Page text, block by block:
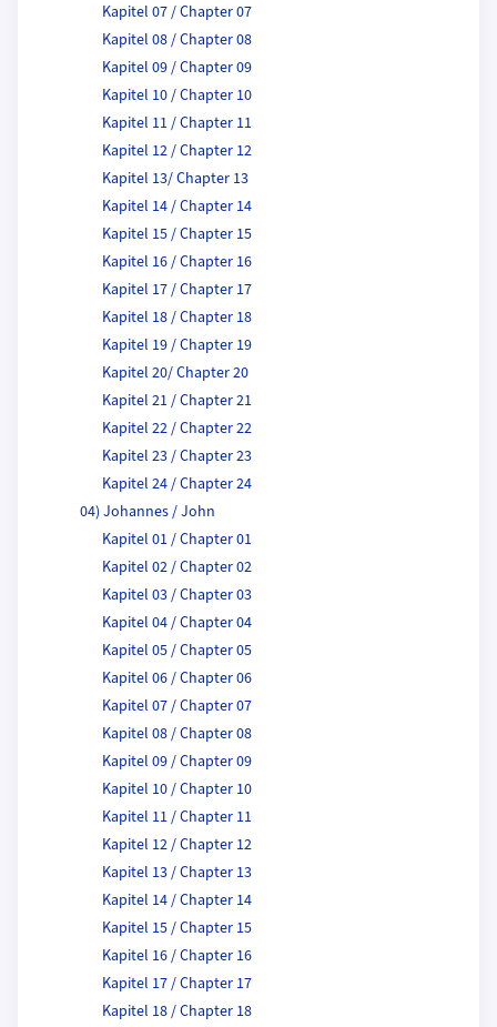
Kapitel 07 / Chapter 07
Kapitel 08 / Chapter 08
Kapitel 09 / Chapter 09
Kapitel 10 / Chapter 10
Kapitel 11 / Chapter 11
Kapitel 12 / Chapter 12
Kapitel 13/ Chapter 13
Kapitel 14 / Chapter 14
Kapitel 15 / Chapter 15
Kapitel 16 / Chapter 16
Kapitel 17 / Chapter 17
Kapitel 18 / Chapter 18
Kapitel 19 / Chapter 19
Kapitel 20/ Chapter 20
Kapitel 21 / Chapter 21
Kapitel 22 / Chapter 22
Kapitel 23 / Chapter 23
Kapitel 24 / Chapter 24
04) Johannes / John
Kapitel 01 / Chapter 01
Kapitel 02 / Chapter 02
Kapitel 03 / Chapter 03
Kapitel 04 / Chapter 04
Kapitel 05 / Chapter 05
Kapitel 06 / Chapter 06
Kapitel 07 / Chapter 07
Kapitel 08 / Chapter 08
Kapitel 09 / Chapter 09
Kapitel 10 / Chapter 10
Kapitel 11 / Chapter 11
Kapitel 12 / Chapter 12
Kapitel 13 / Chapter 13
Kapitel 14 / Chapter 14
Kapitel 15 / Chapter 15
Kapitel 16 / Chapter 16
Kapitel 17 / Chapter 17
Kapitel 18 / Chapter 18